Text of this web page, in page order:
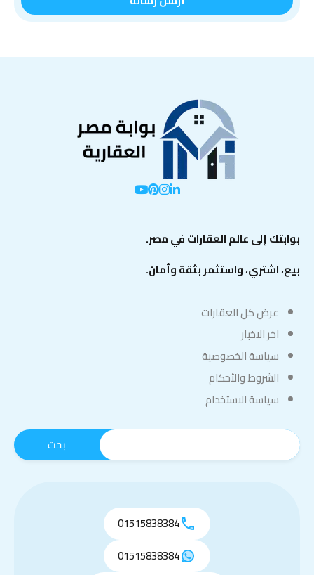
بوابتك إلى عالم العقارات في مصر.
بيع، اشتري، واستثمر بثقة وأمان.
عرض كل العقارات
اخر الاخبار
سياسة الخصوصية
الشروط والأحكام
سياسة الاستخدام
01515838384
01515838384